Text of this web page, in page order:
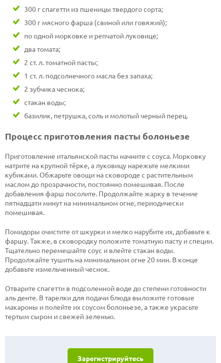
300 г спагетти из пшеницы твердого сорта;
300 г мясного фарша (свиной или говяжий);
по одной морковке и репчатой луковице;
два томата;
2 ст. л. томатной пасты;
1 ст. л. подсолнечного масла без запаха;
2 зубчика чеснока;
стакан воды;
базилик, петрушка, соль и молотый черный перец.
Процесс приготовления пасты болоньезе
Приготовление итальянской пасты начните с соуса. Морковку
натрите на крупной тёрке, а луковицу нарежьте мелкими
кубиками. Обжарьте овощи на сковороде с растительным
маслом до прозрачности, постоянно помешивая. После
добавления фарш посолите. Продолжайте жарку в течение
пятнадцати минут на минимальном огне, периодически
помешивая.
Помидоры очистите от шкурки и мелко нарубите их, добавьте к
фаршу. Также, в сковородку положите томатную пасту и специи.
Тщательно перемешайте соус и влейте стакан воды.
Продолжайте тушить на минимальном огне 20 мин. В конце
добавьте измельченный чеснок.
Отварите спагетти в подсоленной воде до степени готовности
аль денте. В тарелки для подачи блюда выложите готовые
макароны и полейте их соусом болоньезе, а также украсьте
тертым сыром и свежей зеленью.
Зарегистрируйтесь